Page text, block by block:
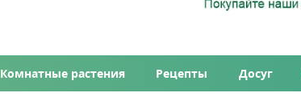
Комнатные растения Рецепты Досуг